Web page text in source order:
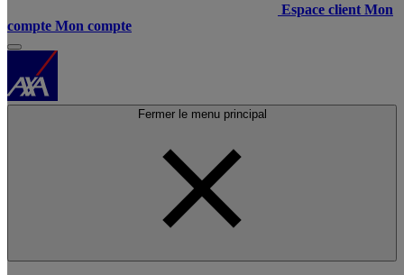
Espace client Mon
compte Mon compte
Fermer le menu principal